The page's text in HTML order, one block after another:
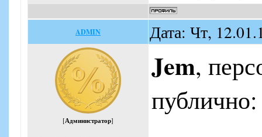
ADMIN Дата: Чт,
[Администратор]
Jem,
публично: